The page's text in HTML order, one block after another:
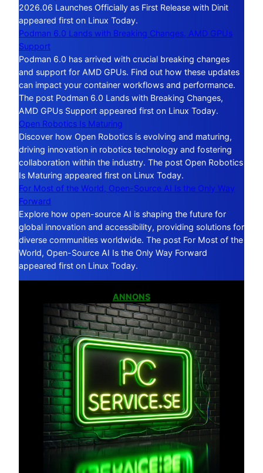
2026.06 Launches Officially as First Release with Dinit
appeared first on Linux Today.
Podman 6.0 Lands with Breaking Changes, AMD GPUs
Support
Podman 6.0 has arrived with crucial breaking changes
and support for AMD GPUs. Find out how these updates
can impact your container workflows and performance.
The post Podman 6.0 Lands with Breaking Changes,
AMD GPUs Support appeared first on Linux Today.
Open Robotics Is Maturing
Discover how Open Robotics is evolving and maturing,
driving innovation in robotics technology and fostering
collaboration within the industry. The post Open Robotics
Is Maturing appeared first on Linux Today.
For Most of the World, Open-Source AI Is the Only Way
Forward
Explore how open-source AI is shaping the future for
global innovation and accessibility, providing solutions for
diverse communities worldwide. The post For Most of the
World, Open-Source AI Is the Only Way Forward
appeared first on Linux Today.
ANNONS